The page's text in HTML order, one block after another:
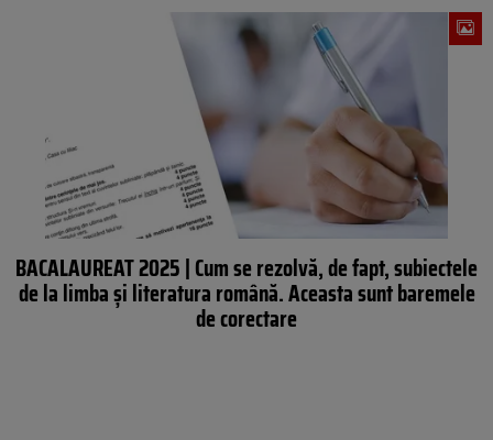
BACALAUREAT 2025 | Cum se rezolvă, de fapt, subiectele
de la limba și literatura română. Aceasta sunt baremele
de corectare